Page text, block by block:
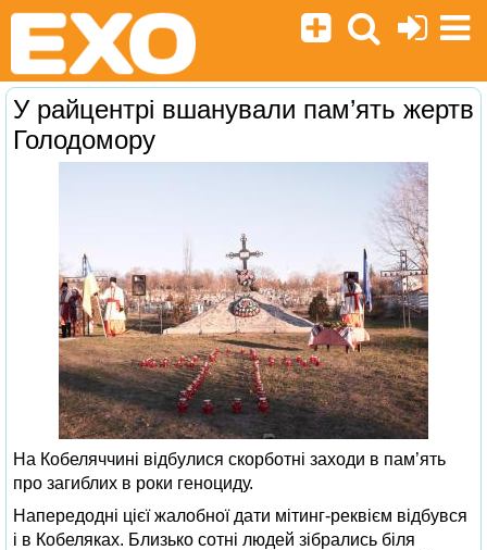
У райцентрі вшанували пам’ять жертв
Голодомору
На Кобеляччині відбулися скорботні заходи в пам’ять
про загиблих в роки геноциду.
Напередодні цієї жалобної дати мітинг-реквієм відбувся
і в Кобеляках. Близько сотні людей зібрались біля